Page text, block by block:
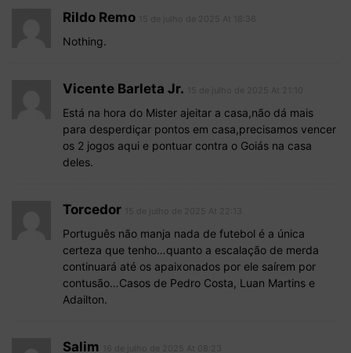
Rildo Remo
Nothing.
Vicente Barleta Jr.
Está na hora do Mister ajeitar a casa,não dá mais
para desperdiçar pontos em casa,precisamos vencer
os 2 jogos aqui e pontuar contra o Goiás na casa
deles.
Torcedor
Português não manja nada de futebol é a única
certeza que tenho…quanto a escalação de merda
continuará até os apaixonados por ele saírem por
contusão…Casos de Pedro Costa, Luan Martins e
Adailton.
Salim